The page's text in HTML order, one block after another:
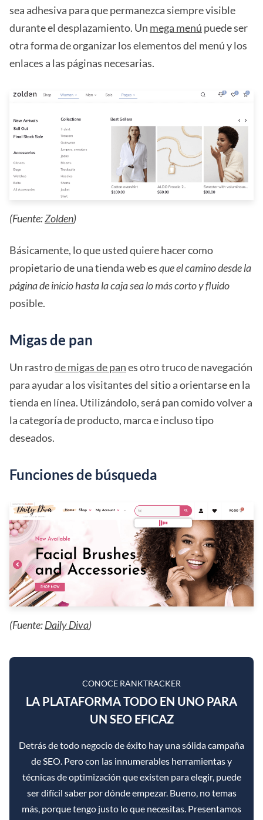
sea adhesiva para que permanezca siempre visible
durante el desplazamiento. Un mega menú puede ser
otra forma de organizar los elementos del menú y los
enlaces a las páginas necesarias.
(Fuente:Zolden)
Básicamente, lo que usted quiere hacer como
propietario de una tienda web esque el camino desde la
página de inicio hasta la caja sea lo más corto y fluido
posible.
Migas de pan
Un rastrode migas de panes otro truco de navegación
para ayudar a los visitantes del sitio a orientarse en la
tienda en línea. Utilizándolo, será pan comido volver a
la categoría de producto, marca e incluso tipo
deseados.
Funciones de búsqueda
(Fuente:Daily Diva)
CONOCE RANKTRACKER
LA PLATAFORMA TODO EN UNO PARA
UN SEO EFICAZ
Detrás de todo negocio de éxito hay una sólida campaña
de SEO. Pero con las innumerables herramientas y
técnicas de optimización que existen para elegir, puede
ser difícil saber por dónde empezar. Bueno, no temas
más, porque tengo justo lo que necesitas. Presentamos